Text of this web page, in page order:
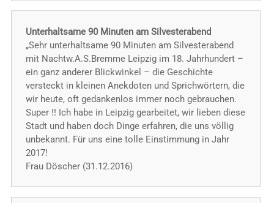
Unterhaltsame 90 Minuten am Silvesterabend
„Sehr unterhaltsame 90 Minuten am Silvesterabend
mit Nachtw.A.S.Bremme Leipzig im 18. Jahrhundert –
ein ganz anderer Blickwinkel – die Geschichte
versteckt in kleinen Anekdoten und Sprichwörtern, die
wir heute, oft gedankenlos immer noch gebrauchen.
Super !! Ich habe in Leipzig gearbeitet, wir lieben diese
Stadt und haben doch Dinge erfahren, die uns völlig
unbekannt. Für uns eine tolle Einstimmung in Jahr
2017!
Frau Döscher (31.12.2016)